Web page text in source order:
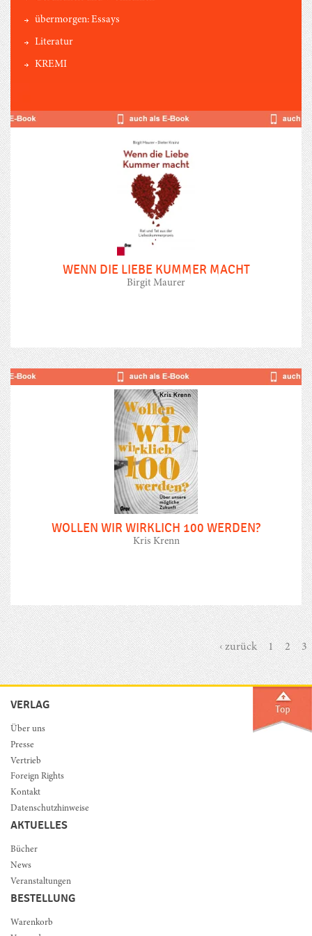
übermorgen: Essays
Literatur
KREMI
WENN DIE LIEBE KUMMER MACHT
Birgit Maurer
WOLLEN WIR WIRKLICH 100 WERDEN?
Kris Krenn
‹ zurück 1 2 3
VERLAG
Über uns
Presse
Vertrieb
Foreign Rights
Kontakt
Datenschutzhinweise
AKTUELLES
Bücher
News
Veranstaltungen
BESTELLUNG
Warenkorb